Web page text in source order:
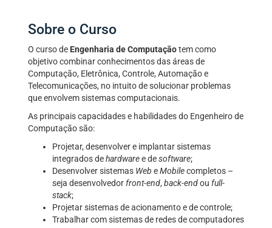
Sobre o Curso
O curso de Engenharia de Computaçãotem como
objetivo combinar conhecimentos das áreas de
Computação, Eletrônica, Controle, Automação e
Telecomunicações, no intuito de solucionar problemas
que envolvem sistemas computacionais.
As principais capacidades e habilidades do Engenheiro de
Computação são:
Projetar, desenvolver e implantar sistemas
integrados dehardwaree desoftware;
Desenvolver sistemas Web eMobilecompletos –
seja desenvolvedor front-end, back-endou full-
stack;
Projetar sistemas de acionamento e de controle;
Trabalhar com sistemas de redes de computadores